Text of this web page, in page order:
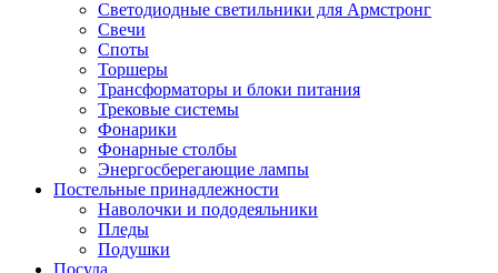
Светодиодные светильники для Армстронг
Свечи
Споты
Торшеры
Трансформаторы и блоки питания
Трековые системы
Фонарики
Фонарные столбы
Энергосберегающие лампы
Постельные принадлежности
Наволочки и пододеяльники
Пледы
Подушки
Посуда